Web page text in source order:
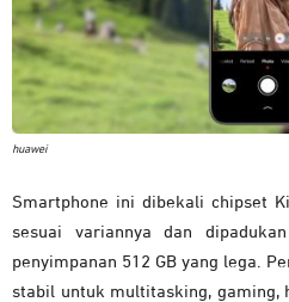
huawei
Smartphone ini dibekali chipset
sesuai variannya dan
penyimpanan 512 GB yang lega.
stabil untuk multitasking, gaming,